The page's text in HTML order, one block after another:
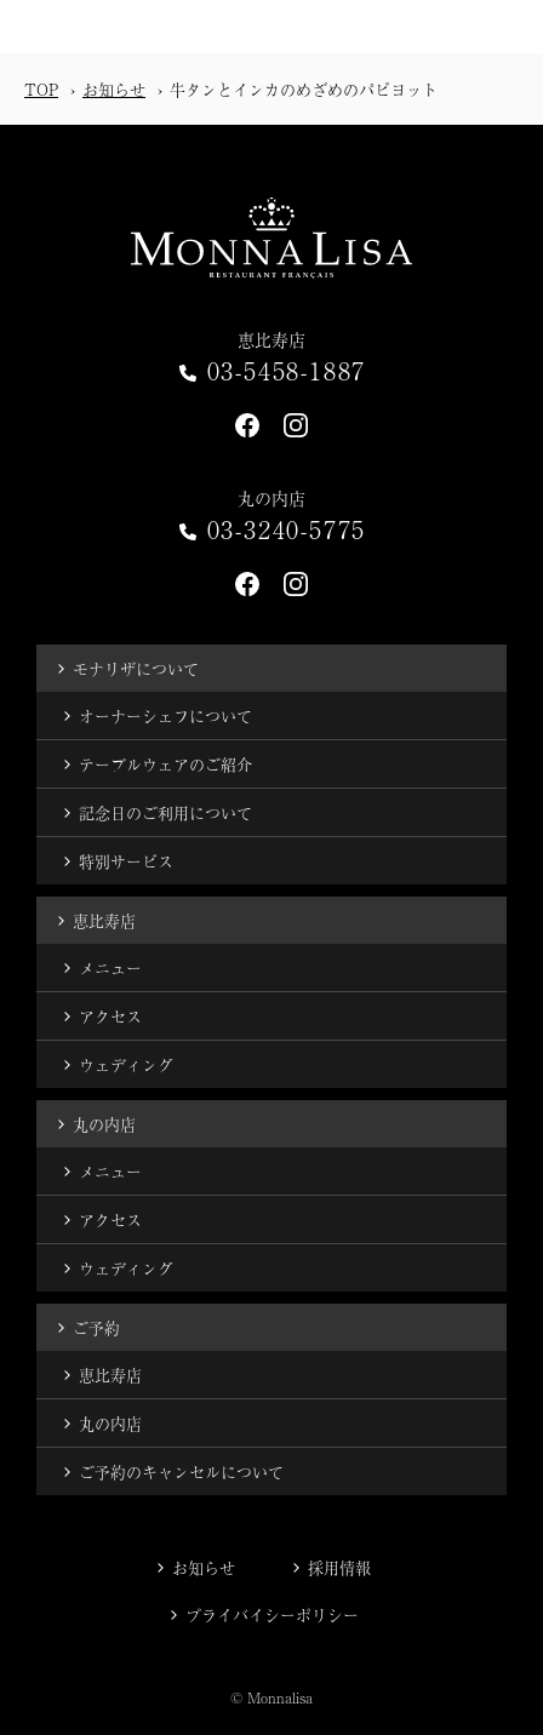
TOP お知らせ 牛タンとインカのめざめのパピヨット
恵比寿店
03-5458-1887
丸の内店
03-3240-5775
モナリザについて
オーナーシェフについて
テーブルウェアのご紹介
記念日のご利用について
特別サービス
恵比寿店
メニュー
アクセス
ウェディング
丸の内店
メニュー
アクセス
ウェディング
ご予約
恵比寿店
丸の内店
ご予約のキャンセルについて
お知らせ 採用情報
プライバイシーポリシー
© Monnalisa